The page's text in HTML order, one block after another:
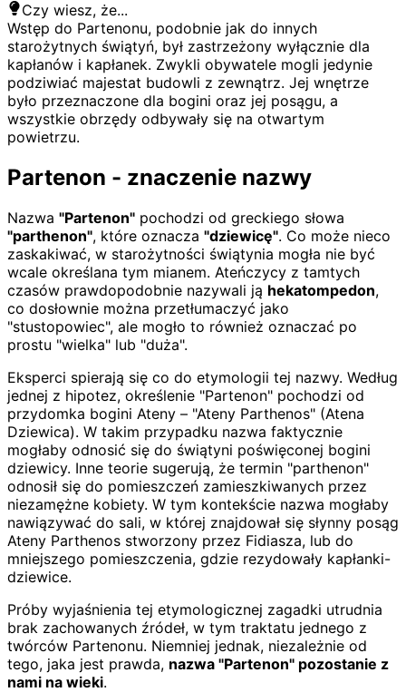
Czy wiesz, że...
Wstęp do Partenonu, podobnie jak do innych
starożytnych świątyń, był zastrzeżony wyłącznie dla
kapłanów i kapłanek. Zwykli obywatele mogli jedynie
podziwiać majestat budowli z zewnątrz. Jej wnętrze
było przeznaczone dla bogini oraz jej posągu, a
wszystkie obrzędy odbywały się na otwartym
powietrzu.
Partenon - znaczenie nazwy
Nazwa "Partenon" pochodzi od greckiego słowa
"parthenon", które oznacza "dziewicę". Co może nieco
zaskakiwać, w starożytności świątynia mogła nie być
wcale określana tym mianem. Ateńczycy z tamtych
czasów prawdopodobnie nazywali ją hekatompedon,
co dosłownie można przetłumaczyć jako
"stustopowiec", ale mogło to również oznaczać po
prostu "wielka" lub "duża".
Eksperci spierają się co do etymologii tej nazwy. Według
jednej z hipotez, określenie "Partenon" pochodzi od
przydomka bogini Ateny – "Ateny Parthenos" (Atena
Dziewica). W takim przypadku nazwa faktycznie
mogłaby odnosić się do świątyni poświęconej bogini
dziewicy. Inne teorie sugerują, że termin "parthenon"
odnosił się do pomieszczeń zamieszkiwanych przez
niezamężne kobiety. W tym kontekście nazwa mogłaby
nawiązywać do sali, w której znajdował się słynny posąg
Ateny Parthenos stworzony przez Fidiasza, lub do
mniejszego pomieszczenia, gdzie rezydowały kapłanki-
dziewice.
Próby wyjaśnienia tej etymologicznej zagadki utrudnia
brak zachowanych źródeł, w tym traktatu jednego z
twórców Partenonu. Niemniej jednak, niezależnie od
tego, jaka jest prawda, nazwa "Partenon" pozostanie z
nami na wieki.